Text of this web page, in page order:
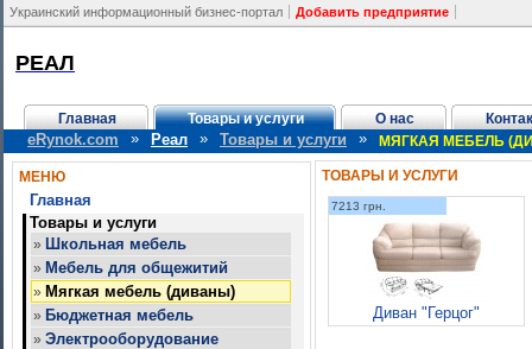
Украинский информационный бизнес-портал Добавить предприятие
РЕАЛ
Главная Товары и услуги О нас
eRynok.com » Реал » Товары и услуги » МЯГКАЯ МЕБЕЛЬ
МЕНЮ
Главная
Товары и услуги
» Школьная мебель
» Мебель для общежитий
» Мягкая мебель (диваны)
» Бюджетная мебель
» Электрооборудование
ТОВАРЫ И УСЛУГИ
7213 грн.
Диван "Герцог"